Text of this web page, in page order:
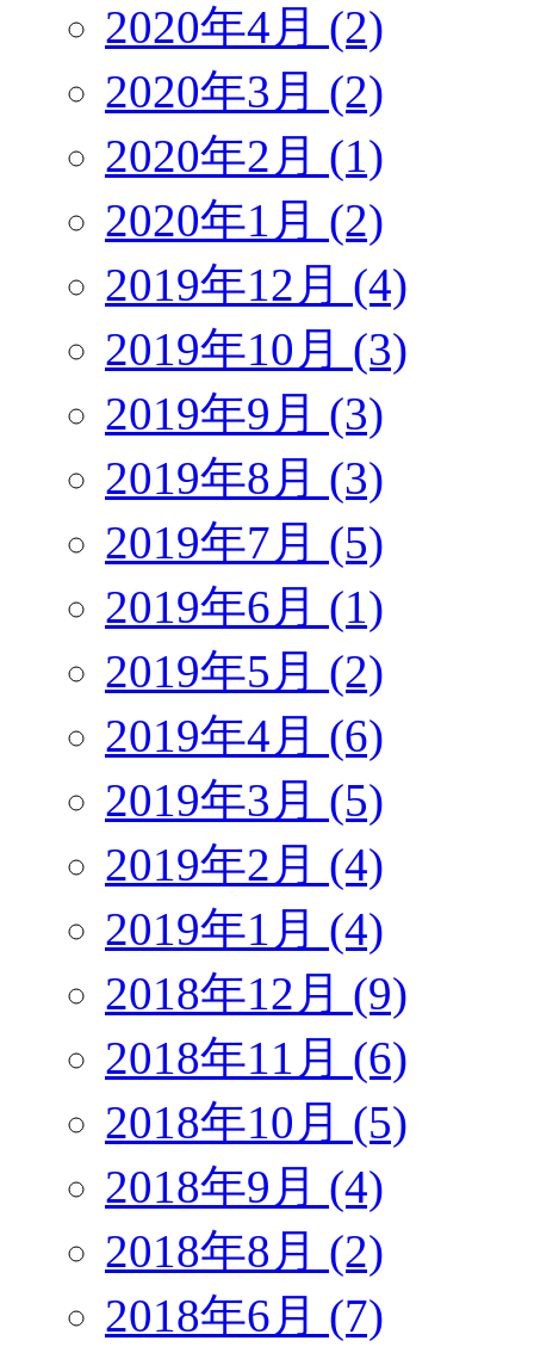
2020年4月 (2)
2020年3月 (2)
2020年2月 (1)
2020年1月 (2)
2019年12月 (4)
2019年10月 (3)
2019年9月 (3)
2019年8月 (3)
2019年7月 (5)
2019年6月 (1)
2019年5月 (2)
2019年4月 (6)
2019年3月 (5)
2019年2月 (4)
2019年1月 (4)
2018年12月 (9)
2018年11月 (6)
2018年10月 (5)
2018年9月 (4)
2018年8月 (2)
2018年6月 (7)